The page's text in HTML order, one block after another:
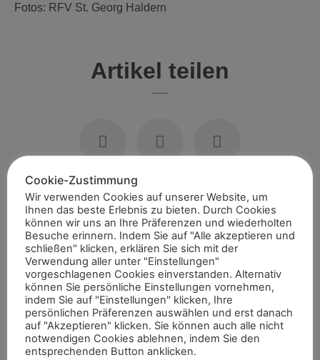
Fotos: RFV St. Georg Haldern
Artikel teilen
Empfohlene Artikel
Sommerreitturnier des Reitervereins
Marschall Vorwärts Aldekerk
Mit gemischten Gefühlen blickten die Verantwortlichen des
Cookie-Zustimmung
Wir verwenden Cookies auf unserer Website, um
Ihnen das beste Erlebnis zu bieten. Durch Cookies
können wir uns an Ihre Präferenzen und wiederholten
Besuche erinnern. Indem Sie auf "Alle akzeptieren und
schließen" klicken, erklären Sie sich mit der
Verwendung aller unter "Einstellungen"
vorgeschlagenen Cookies einverstanden. Alternativ
können Sie persönliche Einstellungen vornehmen,
indem Sie auf "Einstellungen" klicken, Ihre
persönlichen Präferenzen auswählen und erst danach
auf "Akzeptieren" klicken. Sie können auch alle nicht
notwendigen Cookies ablehnen, indem Sie den
entsprechenden Button anklicken.